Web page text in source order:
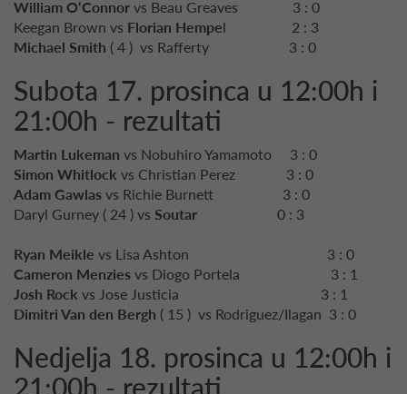
William O‘Connor vs Beau Greaves 3 : 0
Keegan Brown vs Florian Hempel 2 : 3
Michael Smith ( 4 ) vs Rafferty 3 : 0
Subota 17. prosinca u 12:00h i
21:00h - rezultati
Martin Lukeman vs Nobuhiro Yamamoto 3 : 0
Simon Whitlock vs Christian Perez 3 : 0
Adam Gawlas vs Richie Burnett 3 : 0
Daryl Gurney ( 24 ) vs Soutar 0 : 3
Ryan Meikle vs Lisa Ashton 3 : 0
Cameron Menzies vs Diogo Portela 3 : 1
Josh Rock vs Jose Justicia 3 : 1
Dimitri Van den Bergh ( 15 ) vs Rodriguez/Ilagan 3 : 0
Nedjelja 18. prosinca u 12:00h i
21:00h - rezultati